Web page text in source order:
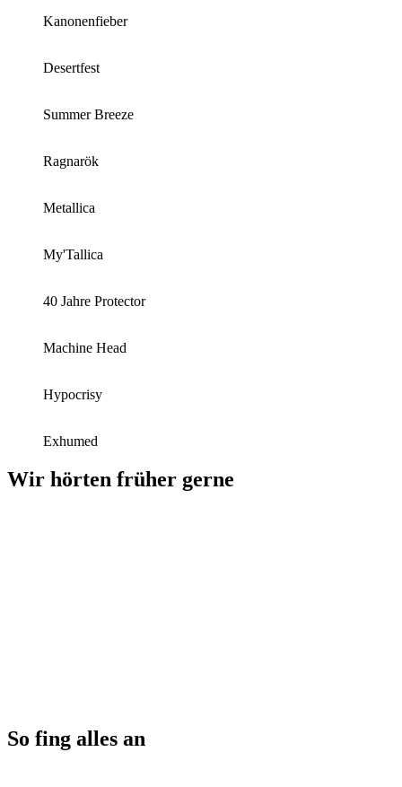
Kanonenfieber
Desertfest
Summer Breeze
Ragnarök
Metallica
My'Tallica
40 Jahre Protector
Machine Head
Hypocrisy
Exhumed
Wir hörten früher gerne
So fing alles an